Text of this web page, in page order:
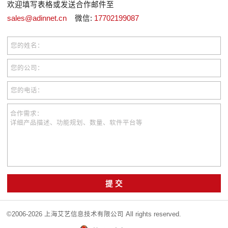
欢迎填写表格或发送合作邮件至
sales@adinnet.cn 微信: 17702199087
您的姓名：
您的公司：
您的电话：
合作需求：
详细产品描述、功能规划、数量、软件平台等
提 交
©2006-2026 上海艾艺信息技术有限公司 All rights reserved.